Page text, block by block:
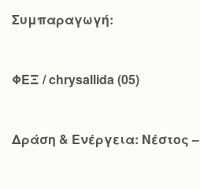
Συμπαραγωγή:
ΦΕΞ /chrysallida(05)
Δράση & Ενέργεια: Νέστος